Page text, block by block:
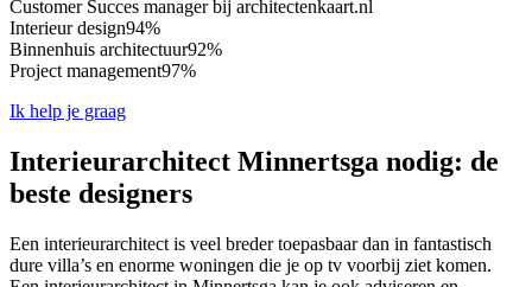
Customer Succes manager bij architectenkaart.nl
Interieur design94%
Binnenhuis architectuur92%
Project management97%
Ik help je graag
Interieurarchitect Minnertsga nodig: de
beste designers
Een interieurarchitect is veel breder toepasbaar dan in fantastisch
dure villa’s en enorme woningen die je op tv voorbij ziet komen.